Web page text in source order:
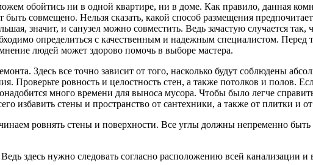
обойтись ни в одной квартире, ни в доме. Как правило, данная
совмещено. Нельзя сказать, какой способ размещения
значит, и санузел можно совместить. Ведь зачастую случается так,
определиться с качественным и надежным специалистом. Перед
людей может здорово помочь в выборе мастера.
Здесь все точно зависит от того, насколько будут соблюдены
Проверьте ровность и целостность стен, а также потолков и полов.
много времени для выноса мусора. Чтобы было легче
избавить стены и пространство от сантехники, а также от плитки и
ровнять стены и поверхности. Все углы должны непременно быть
здесь нужно следовать согласно расположению всей